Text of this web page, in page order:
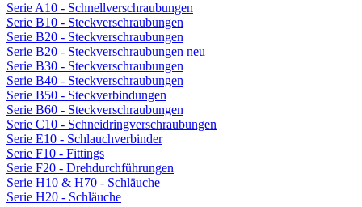
Serie A10 - Schnellverschraubungen
Serie B10 - Steckverschraubungen
Serie B20 - Steckverschraubungen
Serie B20 - Steckverschraubungen neu
Serie B30 - Steckverschraubungen
Serie B40 - Steckverschraubungen
Serie B50 - Steckverbindungen
Serie B60 - Steckverschraubungen
Serie C10 - Schneidringverschraubungen
Serie E10 - Schlauchverbinder
Serie F10 - Fittings
Serie F20 - Drehdurchführungen
Serie H10 & H70 - Schläuche
Serie H20 - Schläuche